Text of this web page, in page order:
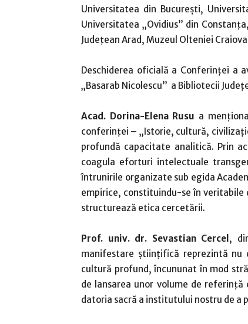
Universitatea din București,
Universitatea „Ovidius” din
Județean Arad, Muzeul Olteniei
Deschiderea oficială a Conferinței a
„Basarab Nicolescu” a Bibliotecii
Acad. Dorina-Elena Rusu a
conferinței – „Istorie, cultură,
profundă capacitate analitică. Prin
coagula eforturi intelectuale
întrunirile organizate sub egida
empirice, constituindu-se în
structurează etica cercetării.
Prof. univ. dr. Sevastian Cercel ,
manifestare științifică reprezintă nu
cultură profund, încununat în mod
de lansarea unor volume de
datoria sacră a institutului nostru de a